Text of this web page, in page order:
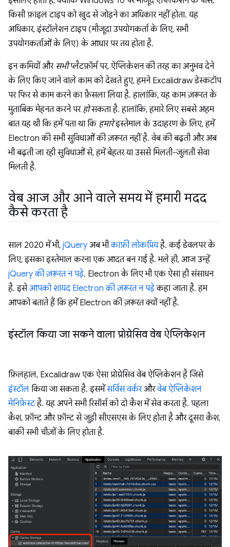
किसी फ़ाइल टाइप को खुद से जोड़ने का अधिकार नहीं होता. यह
अधिकार, इंस्टॉलेशन टाइप (मौजूदा उपयोगकर्ता के लिए, सभी
उपयोगकर्ताओं के लिए) के आधार पर तय होता है.
इन कमियों और सभीप्लैटफ़ॉर्म पर, ऐप्लिकेशन की तरह का अनुभव देने
के लिए किए जाने वाले काम को देखते हुए, हमने Excalidraw डेस्कटॉप
पर फिर से काम करने का फ़ैसला लिया है. हालांकि, यह काम ज़रूरत के
मुताबिक मेहनत करने पर होसकता है. हालांकि, हमारे लिए सबसे अहम
बात यह थी कि हमें पता था कि हमारेइस्तेमाल के उदाहरण के लिए, हमें
Electron की सभी सुविधाओं की ज़रूरत नहीं है. वेब की बढ़ती और अब
भी बढ़ती जा रही सुविधाओं से, हमें बेहतर या उससे मिलती-जुलती सेवा
मिलती है.
वेब आज और आने वाले समय में हमारी मदद
कैसे करता है
साल 2020 में भी, jQuery अब भीकाफ़ी लोकप्रियहै. कई डेवलपर के
लिए, इसका इस्तेमाल करना एक आदत बन गई है. भले ही, आज उन्हें
jQuery की ज़रूरत न पड़े. Electron के लिए भी एक ऐसा ही संसाधन
है. इसेआपको शायद Electron की ज़रूरत न पड़ेकहा जाता है. हम
आपको बताते हैं कि हमें Electron की ज़रूरत क्यों नहीं है.
इंस्टॉल किया जा सकने वाला प्रोग्रेसिव वेब ऐप्लिकेशन
फ़िलहाल, Excalidraw एक ऐसा प्रोग्रेसिव वेब ऐप्लिकेशन है जिसे
इंस्टॉल किया जा सकता है. इसमेंसर्विस वर्करऔरवेब ऐप्लिकेशन
मेनिफ़ेस्टहै. यह अपने सभी रिसॉर्स को दो कैश में सेव करता है. पहला
कैश, फ़ॉन्ट और फ़ॉन्ट से जुड़ी सीएसएस के लिए होता है और दूसरा कैश,
बाकी सभी चीज़ों के लिए होता है.